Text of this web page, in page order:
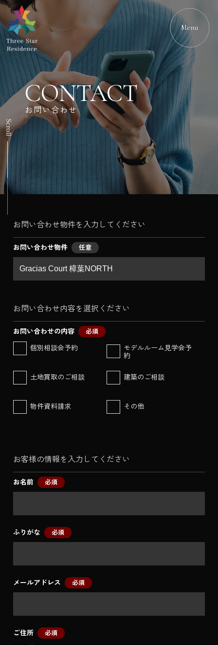
Menu
CONTACT
お問い合わせ
Scroll
お問い合わせ物件を入力してください
お問い合わせ物件 任意
お問い合わせ内容を選択ください
お問い合わせの内容 必須
個別相談会予約
モデルルーム見学会予
約
土地買取のご相談 建築のご相談
物件資料請求 その他
お客様の情報を入力してください
お名前 必須
ふりがな 必須
メールアドレス 必須
ご住所 必須